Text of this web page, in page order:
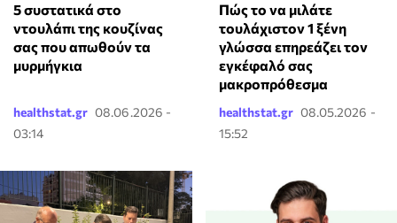
⁠5 συστατικά στο
ντουλάπι της κουζίνας
σας που απωθούν τα
μυρμήγκια
healthstat.gr 08.06.2026 -
03:14
⁠Πώς το να μιλάτε
τουλάχιστον 1 ξένη
γλώσσα επηρεάζει τον
εγκέφαλό σας
μακροπρόθεσμα
healthstat.gr 08.05.2026 -
15:52